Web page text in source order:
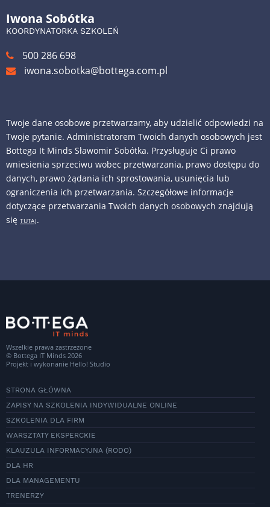
Iwona Sobótka
KOORDYNATORKA SZKOLEŃ
500 286 698
iwona.sobotka@bottega.com.pl
Twoje dane osobowe przetwarzamy, aby udzielić odpowiedzi na
Twoje pytanie. Administratorem Twoich danych osobowych jest
Bottega It Minds Sławomir Sobótka. Przysługuje Ci prawo
wniesienia sprzeciwu wobec przetwarzania, prawo dostępu do
danych, prawo żądania ich sprostowania, usunięcia lub
ograniczenia ich przetwarzania. Szczegółowe informacje
dotyczące przetwarzania Twoich danych osobowych znajdują
się TUTAJ.
Wszelkie prawa zastrzeżone
© Bottega IT Minds 2026
Projekt i wykonanie Hello! Studio
STRONA GŁÓWNA
ZAPISY NA SZKOLENIA INDYWIDUALNE ONLINE
SZKOLENIA DLA FIRM
WARSZTATY EKSPERCKIE
KLAUZULA INFORMACYJNA (RODO)
DLA HR
DLA MANAGEMENTU
TRENERZY